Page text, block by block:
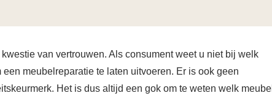
van vertrouwen. Als consument weet u niet bij welk
meubelreparatie te laten uitvoeren. Er is ook geen
Het is dus altijd een gok om te weten welk meubel